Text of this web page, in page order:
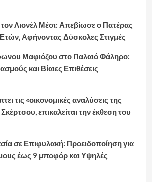
Λιονέλ Μέσι: Απεβίωσε ο Πατέρας
Αφήνοντας Δύσκολες Στιγμές
Μαφιόζου στο Παλαιό Φάληρο:
και Βίαιες Επιθέσεις
τις «οικονομικές αναλύσεις της
επικαλείται την έκθεση του
σε Επιφυλακή: Προειδοποίηση για
έως 9 μποφόρ και Υψηλές